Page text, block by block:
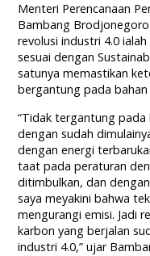
Menteri Perencanaan
Bambang
revolusi industri 4.0
sesuai dengan
satunya memastikan
bergantung pada bahan
“Tidak tergantung
dengan sudah
dengan energi
taat pada peraturan
ditimbulkan, dan
saya meyakini bahwa
mengurangi emisi. Jadi
karbon yang berjalan
industri 4.0,” ujar